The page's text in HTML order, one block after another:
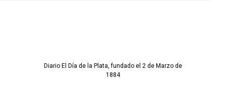
Diario El Día de la Plata, fundado el 2 de Marzo de
1884